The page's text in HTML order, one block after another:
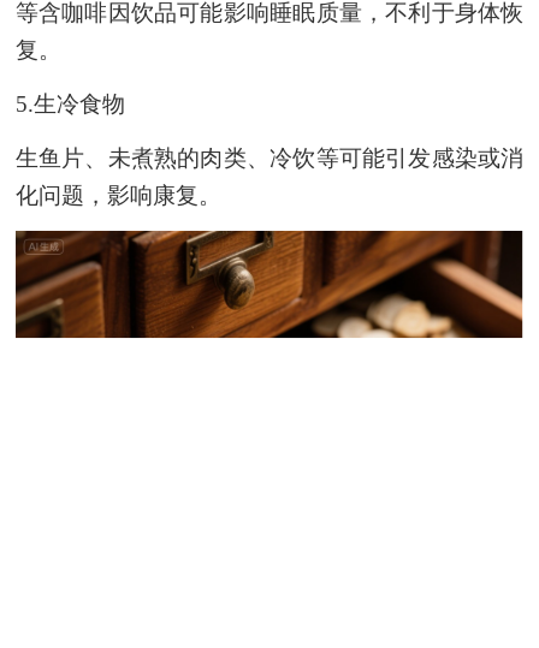
等含咖啡因饮品可能影响睡眠质量，不利于身体恢
复。
5.生冷食物
生鱼片、未煮熟的肉类、冷饮等可能引发感染或消
化问题，影响康复。